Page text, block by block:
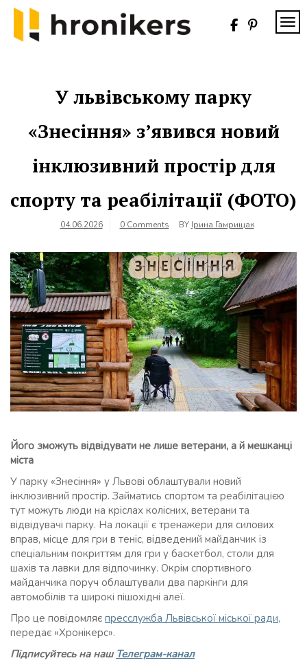
Skip
content
У львівському парку
«Знесіння» з’явився новий
інклюзивний простір для
спорту та реабілітації (ФОТО)
04.06.2026 0 Comments BY Ірина Гамрищак
Його зможуть відвідувати не лише ветерани, а й мешканці
міста
У парку «Знесіння» у Львові облаштували новий
інклюзивний простір. Займатись спортом та реабілітацією
тут можуть люди на кріслах колісних, ветерани та
відвідувачі парку. На локації є тренажери для силових
вправ, місце для гри в теніс, відведений майданчик із
спеціальним покриттям для гри у баскетбол, столи для
шахів та лавки для відпочинку. Окрім спортивного
майданчика поруч облаштували два паркінги для
автомобілів та широкі пішохідні алеї.
Про це повідомляє пресслужба Львівської міської ради,
передає «Хронікерс».
Підписуйтесь на наш Телеграм-канал